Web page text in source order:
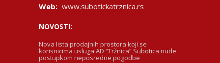
Web: www.subotickatrznica.rs
NOVOSTI:
Nova lista prodajnih prostora koji se
korisnicima usluga AD “Tržnica” Subotica nude
postupkom neposredne pogodbe